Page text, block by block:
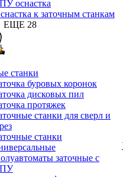
оснастка
к заточным станкам
ЕЩЕ 28
станки
буровых коронок
дисковых пил
протяжек
станки для сверл и
станки
заточные с